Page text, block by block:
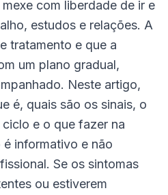
com liberdade de ir e
estudos e relações. A
tratamento e que a
um plano gradual,
Neste artigo,
é, quais são os sinais, o
e o que fazer na
informativo e não
Se os sintomas
ou estiverem